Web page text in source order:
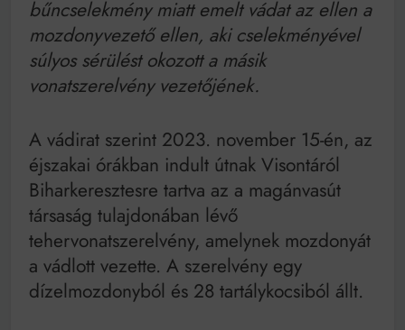
Mindenki a világot akarja uralni – de nem csak a 80-
as években
Bitumenes lapostetők: a bevált technológia akkor
működik, ha jól van felújítva
bűncselekmény miatt emelt vádat az ellen a
mozdonyvezető ellen, aki cselekményével
súlyos sérülést okozott a másik
vonatszerelvény vezetőjének.
A vádirat szerint 2023. november 15-én, az
éjszakai órákban indult útnak Visontáról
Biharkeresztesre tartva az a magánvasút
társaság tulajdonában lévő
tehervonatszerelvény, amelynek mozdonyát
a vádlott vezette. A szerelvény egy
dízelmozdonyból és 28 tartálykocsiból állt.